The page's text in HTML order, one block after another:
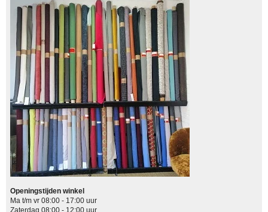
Openingstijden winkel
Ma t/m vr 08:00 - 17:00 uur